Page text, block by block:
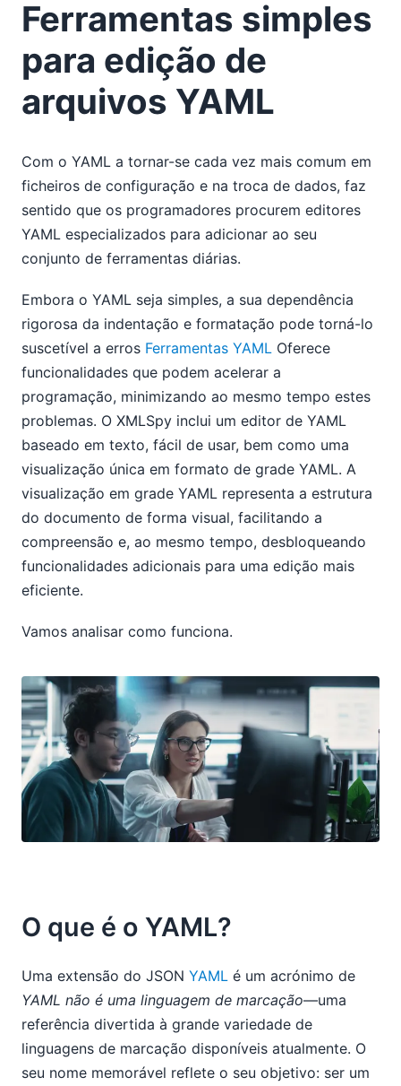
Ferramentas simples
para edição de
arquivos YAML
Com o YAML a tornar-se cada vez mais comum em
ficheiros de configuração e na troca de dados, faz
sentido que os programadores procurem editores
YAML especializados para adicionar ao seu
conjunto de ferramentas diárias.
Embora o YAML seja simples, a sua dependência
rigorosa da indentação e formatação pode torná-lo
suscetível a erros Ferramentas YAML Oferece
funcionalidades que podem acelerar a
programação, minimizando ao mesmo tempo estes
problemas. O XMLSpy inclui um editor de YAML
baseado em texto, fácil de usar, bem como uma
visualização única em formato de grade YAML. A
visualização em grade YAML representa a estrutura
do documento de forma visual, facilitando a
compreensão e, ao mesmo tempo, desbloqueando
funcionalidades adicionais para uma edição mais
eficiente.
Vamos analisar como funciona.
O que é o YAML?
Uma extensão do JSON YAML é um acrónimo de
YAML não é uma linguagem de marcação—uma
referência divertida à grande variedade de
linguagens de marcação disponíveis atualmente. O
seu nome memorável reflete o seu objetivo: ser um